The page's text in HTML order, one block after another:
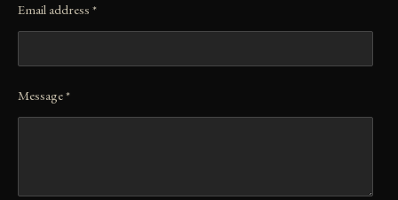
Email address *
Message *